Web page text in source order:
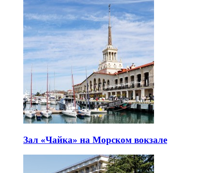
Зал «Чайка» на Морском вокзале